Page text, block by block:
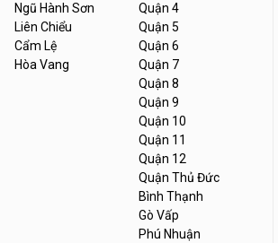
Ngũ Hành Sơn
Liên Chiểu
Cẩm Lệ
Hòa Vang
Quận 4
Quận 5
Quận 6
Quận 7
Quận 8
Quận 9
Quận 10
Quận 11
Quận 12
Quận Thủ Đức
Bình Thạnh
Gò Vấp
Phú Nhuận